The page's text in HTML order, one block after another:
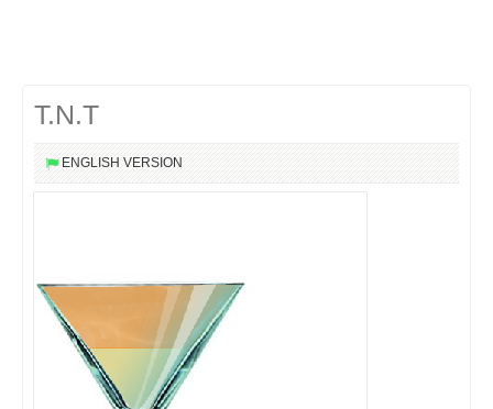
T.N.T
ENGLISH VERSION